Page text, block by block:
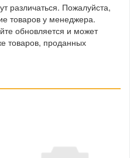
различаться. Пожалуйста,
товаров у менеджера.
обновляется и может
товаров, проданных